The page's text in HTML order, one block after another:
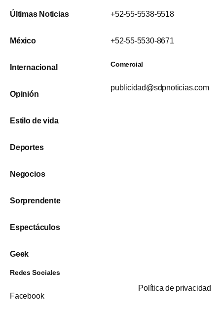
Últimas Noticias
México
Internacional
Opinión
Estilo de vida
Deportes
Negocios
Sorprendente
Espectáculos
Geek
+52-55-5538-5518
+52-55-5530-8671
Comercial
publicidad@sdpnoticias.com
Redes Sociales
Facebook
Política de privacidad